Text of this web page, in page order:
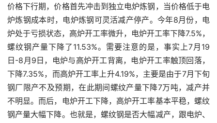
价格下行期，价格首先冲击到独立电炉炼钢，当价格低于电
炉炼钢成本时，电炉炼钢可灵活减产停产。今年8月份，电
炉处于亏损状态，高炉开工率微升，电炉开工率下降7.5%，
螺纹钢产量下降了11.53%。需要注意的是，事实上7月19
日-8月9日，电炉与高炉开工背离，电炉开工率触顶回落，
下降7.35%，而高炉开工率上升4.19%，主要是由于7月下旬
钢厂限产不及预期，在此期间螺纹产量下降7万吨，减产并
不明显。而后，电炉开工下降，高炉开工率基本平稳，螺纹
钢产量大幅下降。也就是，螺纹钢是否大幅减产，跟电炉、